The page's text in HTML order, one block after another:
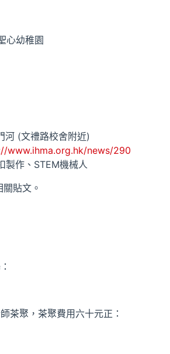
心幼稚園
河 (文禮路校舍附近)
www.ihma.org.hk/news/290
製作、STEM機械人
貼文。
茶聚，茶聚費用六十元正：